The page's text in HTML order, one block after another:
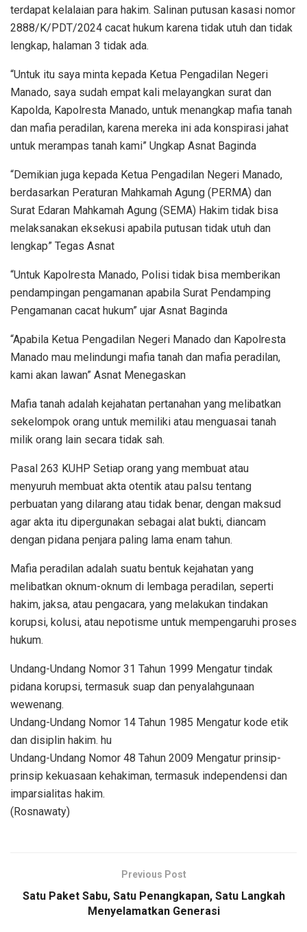
terdapat kelalaian para hakim. Salinan putusan kasasi nomor
2888/K/PDT/2024 cacat hukum karena tidak utuh dan tidak
lengkap, halaman 3 tidak ada.
“Untuk itu saya minta kepada Ketua Pengadilan Negeri
Manado, saya sudah empat kali melayangkan surat dan
Kapolda, Kapolresta Manado, untuk menangkap mafia tanah
dan mafia peradilan, karena mereka ini ada konspirasi jahat
untuk merampas tanah kami” Ungkap Asnat Baginda
“Demikian juga kepada Ketua Pengadilan Negeri Manado,
berdasarkan Peraturan Mahkamah Agung (PERMA) dan
Surat Edaran Mahkamah Agung (SEMA) Hakim tidak bisa
melaksanakan eksekusi apabila putusan tidak utuh dan
lengkap” Tegas Asnat
“Untuk Kapolresta Manado, Polisi tidak bisa memberikan
pendampingan pengamanan apabila Surat Pendamping
Pengamanan cacat hukum” ujar Asnat Baginda
“Apabila Ketua Pengadilan Negeri Manado dan Kapolresta
Manado mau melindungi mafia tanah dan mafia peradilan,
kami akan lawan” Asnat Menegaskan
Mafia tanah adalah kejahatan pertanahan yang melibatkan
sekelompok orang untuk memiliki atau menguasai tanah
milik orang lain secara tidak sah.
Pasal 263 KUHP Setiap orang yang membuat atau
menyuruh membuat akta otentik atau palsu tentang
perbuatan yang dilarang atau tidak benar, dengan maksud
agar akta itu dipergunakan sebagai alat bukti, diancam
dengan pidana penjara paling lama enam tahun.
Mafia peradilan adalah suatu bentuk kejahatan yang
melibatkan oknum-oknum di lembaga peradilan, seperti
hakim, jaksa, atau pengacara, yang melakukan tindakan
korupsi, kolusi, atau nepotisme untuk mempengaruhi proses
hukum.
Undang-Undang Nomor 31 Tahun 1999 Mengatur tindak
pidana korupsi, termasuk suap dan penyalahgunaan
wewenang.
Undang-Undang Nomor 14 Tahun 1985 Mengatur kode etik
dan disiplin hakim. hu
Undang-Undang Nomor 48 Tahun 2009 Mengatur prinsip-
prinsip kekuasaan kehakiman, termasuk independensi dan
imparsialitas hakim.
(Rosnawaty)
Previous Post
Satu Paket Sabu, Satu Penangkapan, Satu Langkah
Menyelamatkan Generasi